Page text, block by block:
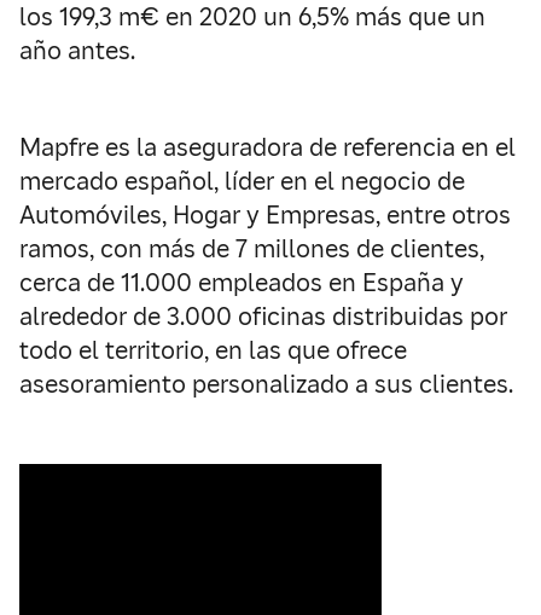
los 199,3 m€ en 2020 un 6,5% más que un
año antes.
Mapfre es la aseguradora de referencia en el
mercado español, líder en el negocio de
Automóviles, Hogar y Empresas, entre otros
ramos, con más de 7 millones de clientes,
cerca de 11.000 empleados en España y
alrededor de 3.000 oficinas distribuidas por
todo el territorio, en las que ofrece
asesoramiento personalizado a sus clientes.